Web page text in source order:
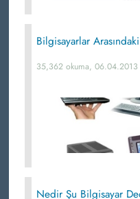
Bilgisayarlar
35,362 okuma,
Nedir Şu Bilgisayar